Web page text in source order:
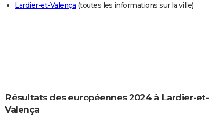
CARTE DE VOEUX
Carte de Noël
Carte Bonne année
Carte Saint-Valentin
Carte Pâques
Carte d'anniversaire
DICTIONNAIRE
Lardier-et-Valença (toutes les informations sur la ville)
Résultats des européennes 2024 à Lardier-et-
Valença